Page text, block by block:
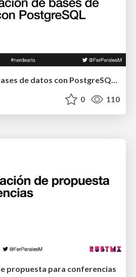
Anonimización de bases de datos con PostgreSQL - nerdearla
0 110
propuesta para conferencias